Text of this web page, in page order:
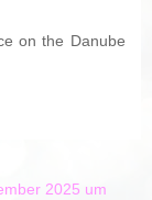
on the Danube
2025 um